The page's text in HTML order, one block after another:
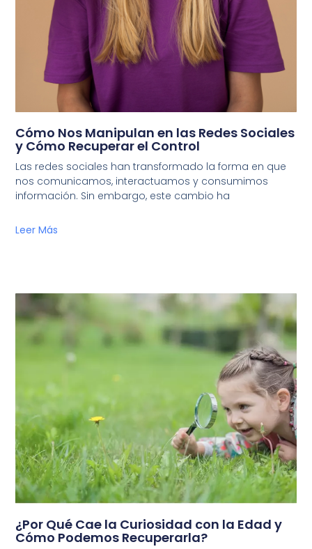
Cómo Nos Manipulan en las Redes Sociales
y Cómo Recuperar el Control
Las redes sociales han transformado la forma en que
nos comunicamos, interactuamos y consumimos
información. Sin embargo, este cambio ha
Leer Más
¿Por Qué Cae la Curiosidad con la Edad y
Cómo Podemos Recuperarla?